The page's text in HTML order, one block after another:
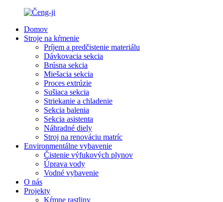
Domov
Stroje na kŕmenie
Príjem a predčistenie materiálu
Dávkovacia sekcia
Brúsna sekcia
Miešacia sekcia
Proces extrúzie
Sušiaca sekcia
Striekanie a chladenie
Sekcia balenia
Sekcia asistenta
Náhradné diely
Stroj na renováciu matríc
Environmentálne vybavenie
Čistenie výfukových plynov
Úprava vody
Vodné vybavenie
O nás
Projekty
Kŕmne rastliny